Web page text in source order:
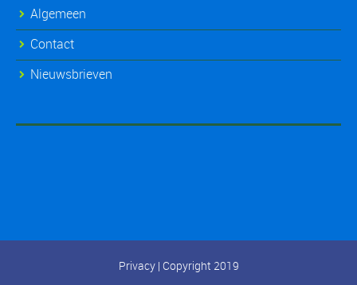
Algemeen
Contact
Nieuwsbrieven
Privacy| Copyright 2019